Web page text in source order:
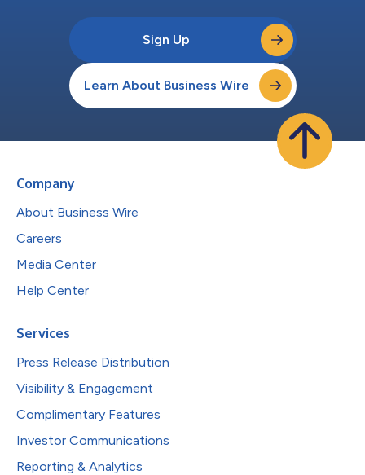
Sign Up
Learn About Business Wire
Company
About Business Wire
Careers
Media Center
Help Center
Services
Press Release Distribution
Visibility & Engagement
Complimentary Features
Investor Communications
Reporting & Analytics